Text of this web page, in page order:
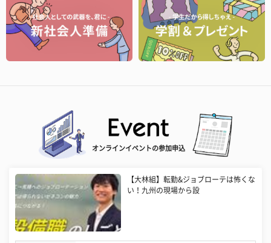
オンラインイベントの参加申込
【大林組】転勤&ジョブローテは怖くな
い！九州の現場から設